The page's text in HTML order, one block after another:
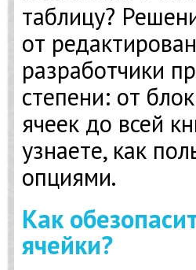
таблицу?
от
разработчики
степени: от
ячеек до всей
узнаете, как
опциями.
Как
ячейки?